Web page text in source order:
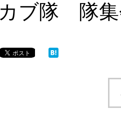
カブ隊 隊集